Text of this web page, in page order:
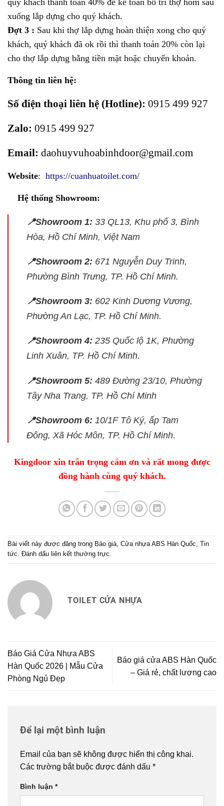
xuống lắp dựng cho quý khách.
Đợt 3 : Sau khi thợ lắp dựng hoàn thiện xong cho quý
khách, quý khách đã ok rồi thì thanh toán 20% còn lại
cho thợ lắp dựng bằng tiền mặt hoặc chuyển khoản.
Thông tin liên hệ:
Số điện thoại liên hệ (Hotline): 0915 499 927
Zalo: 0915 499 927
Email: daohuyvuhoabinhdoor@gmail.com
Website: https://cuanhuatoilet.com/
Hệ thống Showroom:
📍Showroom 1: 33 QL13, Khu phố 3, Bình
Hòa, Hồ Chí Minh, Việt Nam
📍Showroom 2: 671 Nguyễn Duy Trinh,
Phường Bình Trưng, TP. Hồ Chí Minh.
📍Showroom 3: 602 Kinh Dương Vương,
Phường An Lạc, TP. Hồ Chí Minh.
📍Showroom 4: 235 Quốc lộ 1K, Phường
Linh Xuân, TP. Hồ Chí Minh.
📍Showroom 5: 489 Đường 23/10, Phường
Tây Nha Trang, TP. Hồ Chí Minh
📍Showroom 6: 10/1F Tô Ký, ấp Tam
Đông, Xã Hóc Môn, TP. Hồ Chí Minh.
Kingdoor xin trân trọng cảm ơn và rất mong được
đồng hành cùng quý khách.
Bài viết này được đăng trong Báo giá, Cửa nhựa ABS Hàn Quốc, Tin
tức. Đánh dấu liên kết thường trực.
TOILET CỬA NHỰA
Báo Giá Cửa Nhựa ABS
Hàn Quốc 2026 | Mẫu Cửa
Phòng Ngủ Đẹp
Báo giá cửa ABS Hàn Quốc
– Giá rẻ, chất lượng cao
Để lại một bình luận
Email của bạn sẽ không được hiển thị công khai.
Các trường bắt buộc được đánh dấu *
Bình luận *